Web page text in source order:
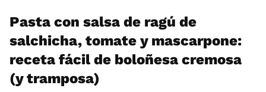
Pasta con salsa de ragú de
salchicha, tomate y mascarpone:
receta fácil de boloñesa cremosa
(y tramposa)